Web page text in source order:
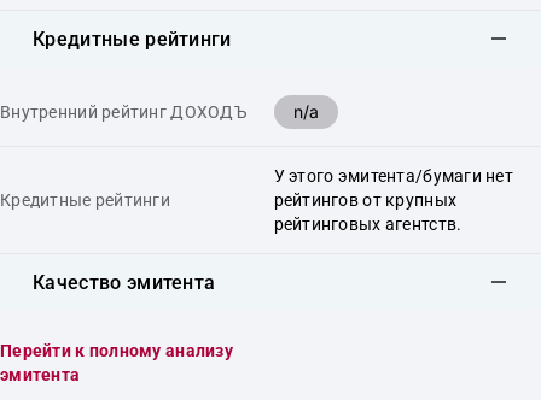
Кредитные рейтинги
Внутренний рейтинг ДОХОДЪ n/a
Кредитные рейтинги
У этого эмитента/бумаги нет
рейтингов от крупных
рейтинговых агентств.
Качество эмитента
Перейти к полному анализу
эмитента